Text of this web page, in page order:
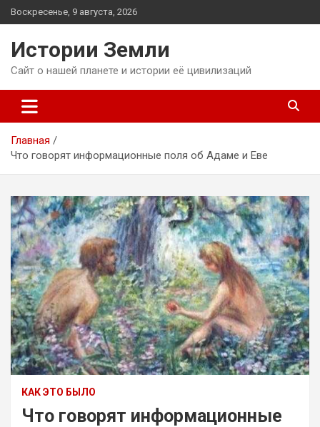
Перейти
к
Воскресенье, 9 августа, 2026
Истории Земли
Сайт о нашей планете и истории её цивилизаций
Главная
Что говорят информационные поля об Адаме и Еве
КАК ЭТО БЫЛО
Что говорят информационные